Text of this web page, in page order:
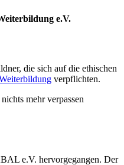
e.V.
die sich auf die ethischen
verpflichten.
mehr verpassen
e.V. hervorgegangen. Der